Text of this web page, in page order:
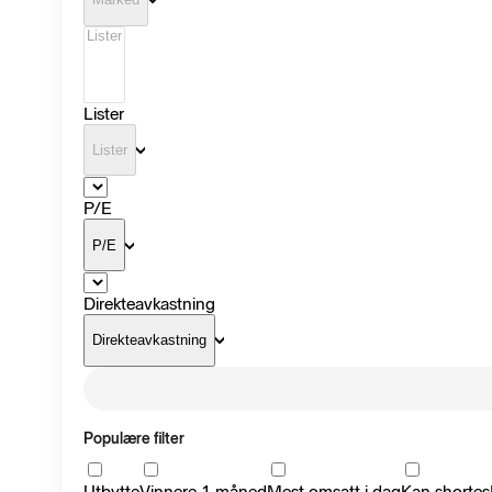
Lister
Lister
P/E
P/E
Direkteavkastning
Direkteavkastning
Populære filter